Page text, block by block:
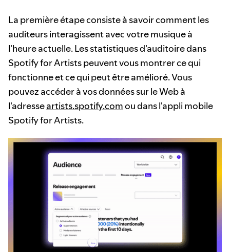
La première étape consiste à savoir comment les
auditeurs interagissent avec votre musique à
l'heure actuelle. Les statistiques d'auditoire dans
Spotify for Artists peuvent vous montrer ce qui
fonctionne et ce qui peut être amélioré. Vous
pouvez accéder à vos données sur le Web à
l'adresseartists.spotify.comou dans l'appli mobile
Spotify for Artists.